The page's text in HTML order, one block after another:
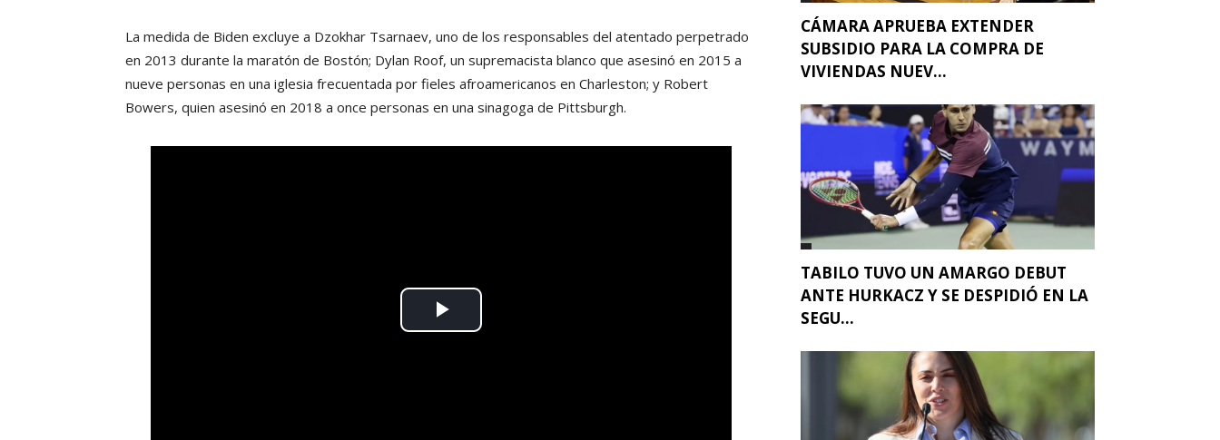
La medida de Biden excluye a Dzokhar Tsarnaev, uno de los responsables del atentado perpetrado
en 2013 durante la maratón de Bostón; Dylan Roof, un supremacista blanco que asesinó en 2015 a
nueve personas en una iglesia frecuentada por fieles afroamericanos en Charleston; y Robert
Bowers, quien asesinó en 2018 a once personas en una sinagoga de Pittsburgh.
CÁMARA APRUEBA EXTENDER
SUBSIDIO PARA LA COMPRA DE
VIVIENDAS NUEV...
TABILO TUVO UN AMARGO DEBUT
ANTE HURKACZ Y SE DESPIDIÓ EN LA
SEGU...